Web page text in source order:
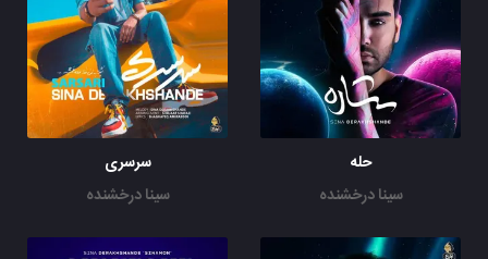
حله
سینا درخشنده
سرسری
سینا درخشنده